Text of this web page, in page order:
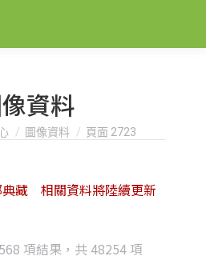
資料
圖像資料 頁面 2723
項結果，共 48254 項
典藏 相關資料將陸續更新